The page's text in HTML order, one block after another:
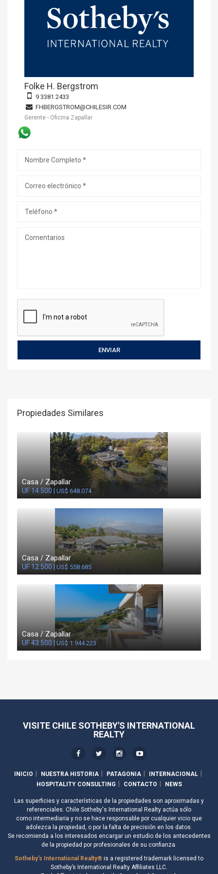
Folke H. Bergstrom
9 3381 2433
FHBERGSTROM@CHILESIR.COM
Gerente - Oficina Zapallar
Propiedades Similares
Casa / Zapallar
UF 14.500 | US$ 648.074
Casa / Zapallar
UF 12.500 | US$ 558.685
Casa / Zapallar
UF 43.500 | US$ 1.944.223
VISITE CHILE SOTHEBY'S INTERNATIONAL
REALTY
INICIO NUESTRA HISTORIA PATAGONIA
INTERNACIONAL
HOSPITALITY CONSULTING
CONTACTO NEWS
Las superficies y características de la propiedades son aproximadas y
referenciales. Chile Sotheby's International Realty actúa sólo
como intermediaria y no se hace responsable por cualquier vicio que
adolezca la propiedad, o por la falta de precisión en los datos.
Se recomienda a los interesados encargar un estudio de los antecedentes
de la propiedad por profesionales de su confianza.
Sotheby's International Realty® is a registered trademark licensed to
Sotheby’s International Realty Affiliates LLC.